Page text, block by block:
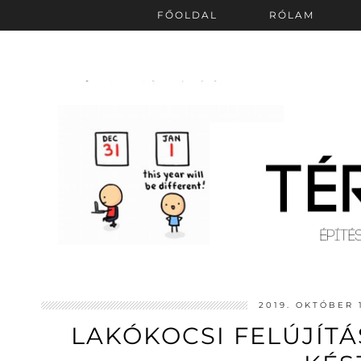
FŐOLDAL RÓLAM
2019. OKTÓBER
LAKÓKOCSI